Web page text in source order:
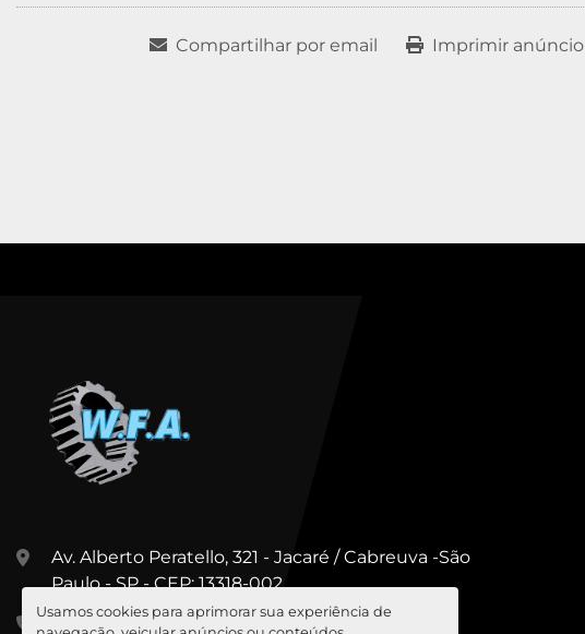
Usamos cookies para aprimorar sua experiência de
Compartilhar por email Imprimir anúncio
Av. Alberto Peratello, 321 - Jacaré / Cabreuva -São
Paulo - SP - CEP: 13318-002
+55 (11) 99967-5547